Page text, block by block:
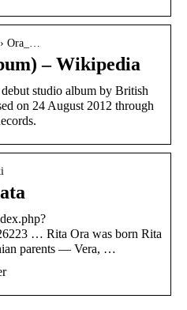
Ora_…
– Wikipedia
studio album by British
on 24 August 2012 through
… Rita Ora was born Rita
parents — Vera, …